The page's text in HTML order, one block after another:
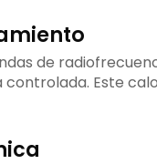
de
Este